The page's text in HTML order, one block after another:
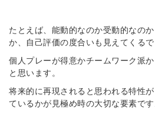
たとえば、能動的なのか受動的なの
か、自己評価の度合いも見えてくるで
個人プレーが得意かチームワーク派
と思います。
将来的に再現されると思われる特性
ているかが見極め時の大切な要素です